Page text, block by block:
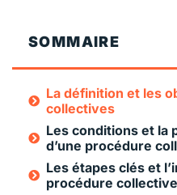
SOMMAIRE
La définition et les
collectives
Les conditions et la
d’une procédure
Les étapes clés et
procédure